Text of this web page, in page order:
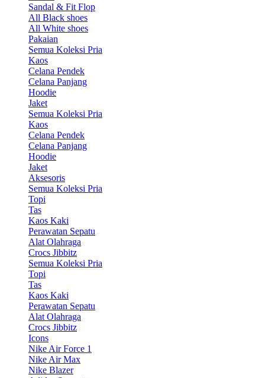
Sandal & Fit Flop
All Black shoes
All White shoes
Pakaian
Semua Koleksi Pria
Kaos
Celana Pendek
Celana Panjang
Hoodie
Jaket
Semua Koleksi Pria
Kaos
Celana Pendek
Celana Panjang
Hoodie
Jaket
Aksesoris
Semua Koleksi Pria
Topi
Tas
Kaos Kaki
Perawatan Sepatu
Alat Olahraga
Crocs Jibbitz
Semua Koleksi Pria
Topi
Tas
Kaos Kaki
Perawatan Sepatu
Alat Olahraga
Crocs Jibbitz
Icons
Nike Air Force 1
Nike Air Max
Nike Blazer